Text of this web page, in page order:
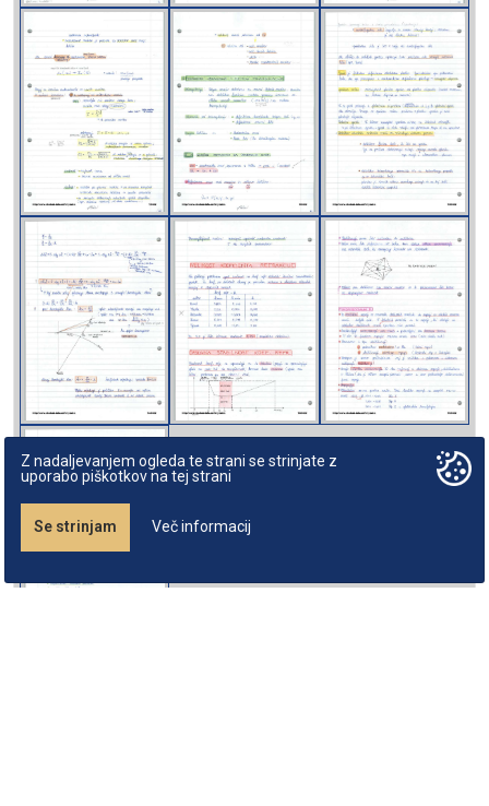
Z nadaljevanjem ogleda te strani se strinjate z
uporabo piškotkov na tej strani
Se strinjam Več informacij